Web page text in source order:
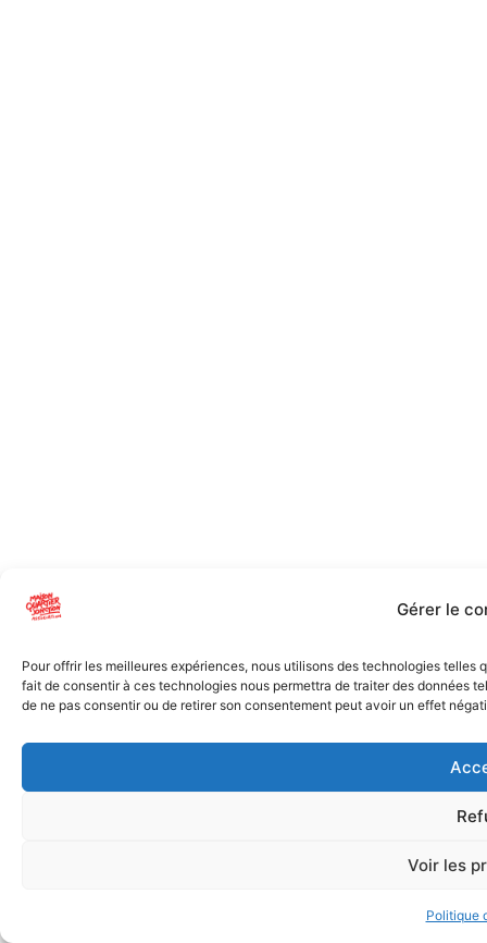
Gérer le
Pour offrir les meilleures expériences, nous utilisons des technologies
fait de consentir à ces technologies nous permettra de traiter des données
de ne pas consentir ou de retirer son consentement peut avoir un effet
Voir les
Politique